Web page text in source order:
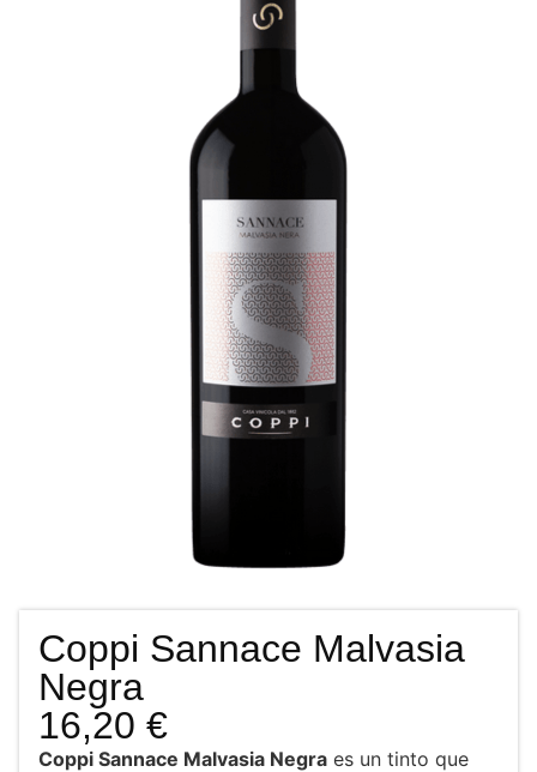
Coppi Sannace Malvasia
Negra
16,20 €
Coppi Sannace Malvasia Negra es un tinto que